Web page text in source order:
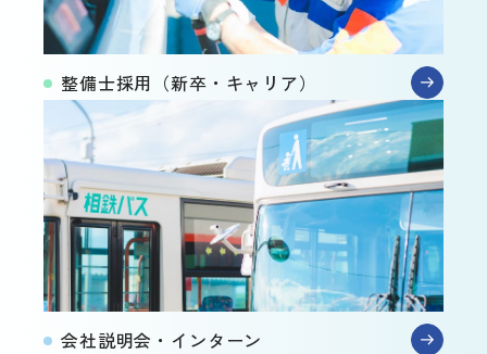
整備士採用 （新卒・キャリア）
会社説明会・インターン